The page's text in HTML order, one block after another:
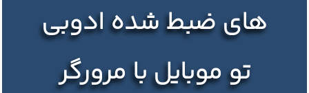
های ضبط شده ادوبی
تو موبایل با مرورگر